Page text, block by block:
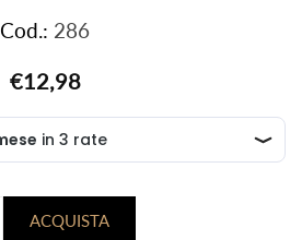
Cod.: 286
€12,98